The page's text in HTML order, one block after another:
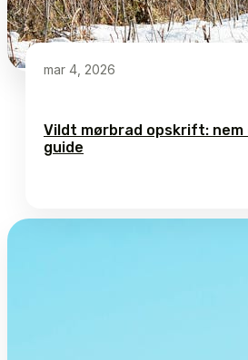
mar 4, 2026
Vildt mørbrad opskrift:
guide